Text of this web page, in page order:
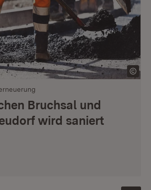
Bruchsal und
wird saniert